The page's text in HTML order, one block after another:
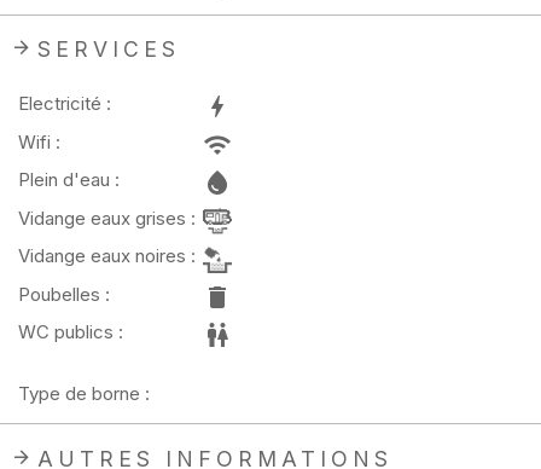
SERVICES
Electricité :
Wifi :
Plein d'eau :
Vidange eaux grises :
Vidange eaux noires :
Poubelles :
WC publics :
Type de borne :
AUTRES INFORMATIONS